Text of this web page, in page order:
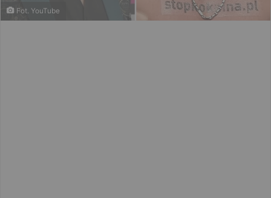
Fot. YouTube